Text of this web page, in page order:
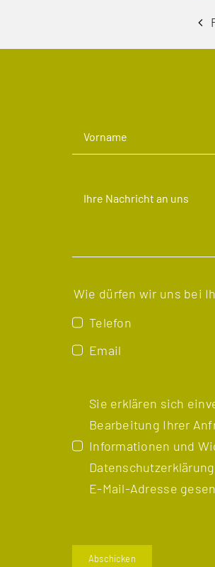
Wie dürfen wir uns bei
Telefon
Email
Sie erklären sich
Bearbeitung Ihrer
Informationen und
Datenschutzerklärung
E-Mail-Adresse
Abschicken